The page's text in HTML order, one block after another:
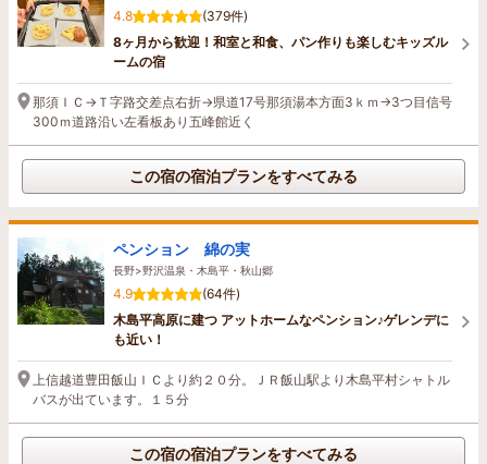
4.8
(379件)
8ヶ月から歓迎！和室と和食、パン作りも楽しむキッズル
ームの宿
那須ＩＣ→Ｔ字路交差点右折→県道17号那須湯本方面3ｋｍ→3つ目信号
300ｍ道路沿い左看板あり五峰館近く
この宿の宿泊プランをすべてみる
ペンション 綿の実
長野>野沢温泉・木島平・秋山郷
4.9
(64件)
木島平高原に建つ アットホームなペンション♪ゲレンデに
も近い！
上信越道豊田飯山ＩＣより約２０分。ＪＲ飯山駅より木島平村シャトル
バスが出ています。１５分
この宿の宿泊プランをすべてみる